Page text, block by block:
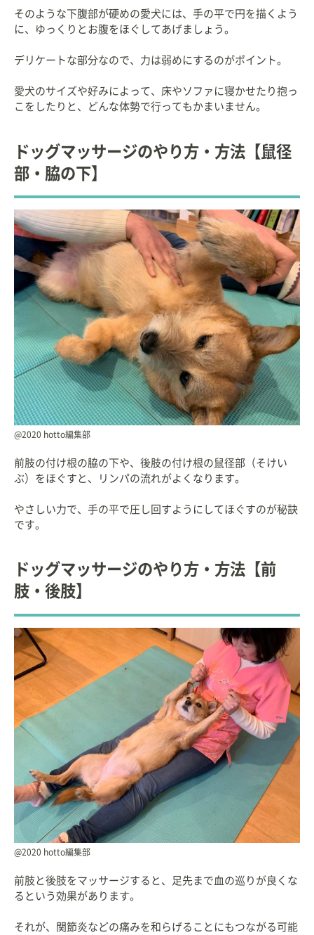
そのような下腹部が硬めの愛犬には、手の平で円を描くよう
に、ゆっくりとお腹をほぐしてあげましょう。
デリケートな部分なので、力は弱めにするのがポイント。
愛犬のサイズや好みによって、床やソファに寝かせたり抱っ
こをしたりと、どんな体勢で行ってもかまいません。
ドッグマッサージのやり方・方法【鼠径
部・脇の下】
@2020 hotto編集部
前肢の付け根の脇の下や、後肢の付け根の鼠径部（そけい
ぶ）をほぐすと、リンパの流れがよくなります。
やさしい力で、手の平で圧し回すようにしてほぐすのが秘訣
です。
ドッグマッサージのやり方・方法【前
肢・後肢】
@2020 hotto編集部
前肢と後肢をマッサージすると、足先まで血の巡りが良くな
るという効果があります。
それが、関節炎などの痛みを和らげることにもつながる可能